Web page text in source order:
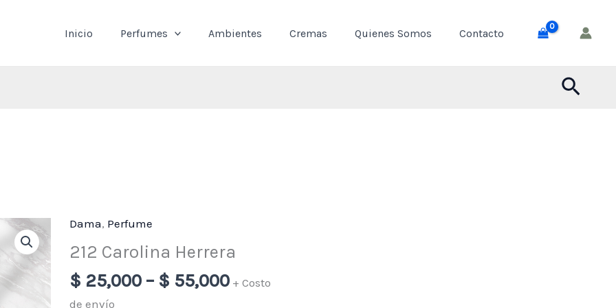
Inicio Perfumes Ambientes Cremas Quienes Somos Contacto
Dama, Perfume
212 Carolina Herrera
$ 25,000 – $ 55,000
range:
through
+ Costo
de envío
212
Carolina
cantidad
$ 55,000